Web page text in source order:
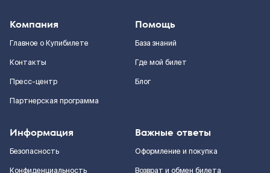
Компания
Главное о Купибилете
Контакты
Пресс-центр
Партнерская программа
Помощь
База знаний
Где мой билет
Блог
Информация
Безопасность
Конфиденциальность
Важные ответы
Оформление и покупка
Возврат и обмен билета